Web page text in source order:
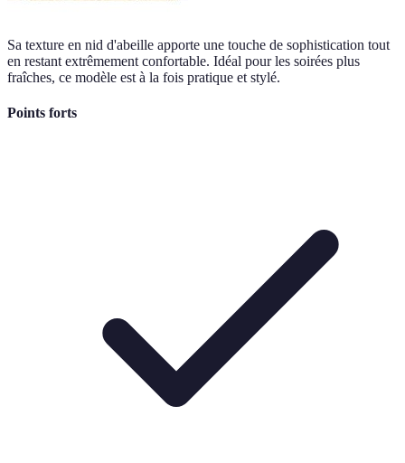
Sa texture en nid d'abeille apporte une touche de sophistication tout
en restant extrêmement confortable. Idéal pour les soirées plus
fraîches, ce modèle est à la fois pratique et stylé.
Points forts